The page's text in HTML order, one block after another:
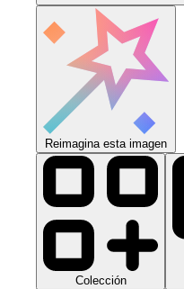
Reimagina esta imagen
Colección